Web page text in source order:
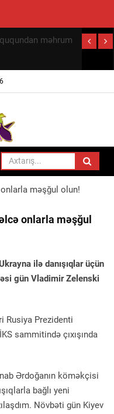
DÜNYASI
onlarla məşğul
ilə danışıqlar üçün
gün Vladimir Zelenski
Rusiya Prezidenti
sammitində çıxışında
Ərdoğanın köməkçisi
bağlı yeni
Növbəti gün Kiyev